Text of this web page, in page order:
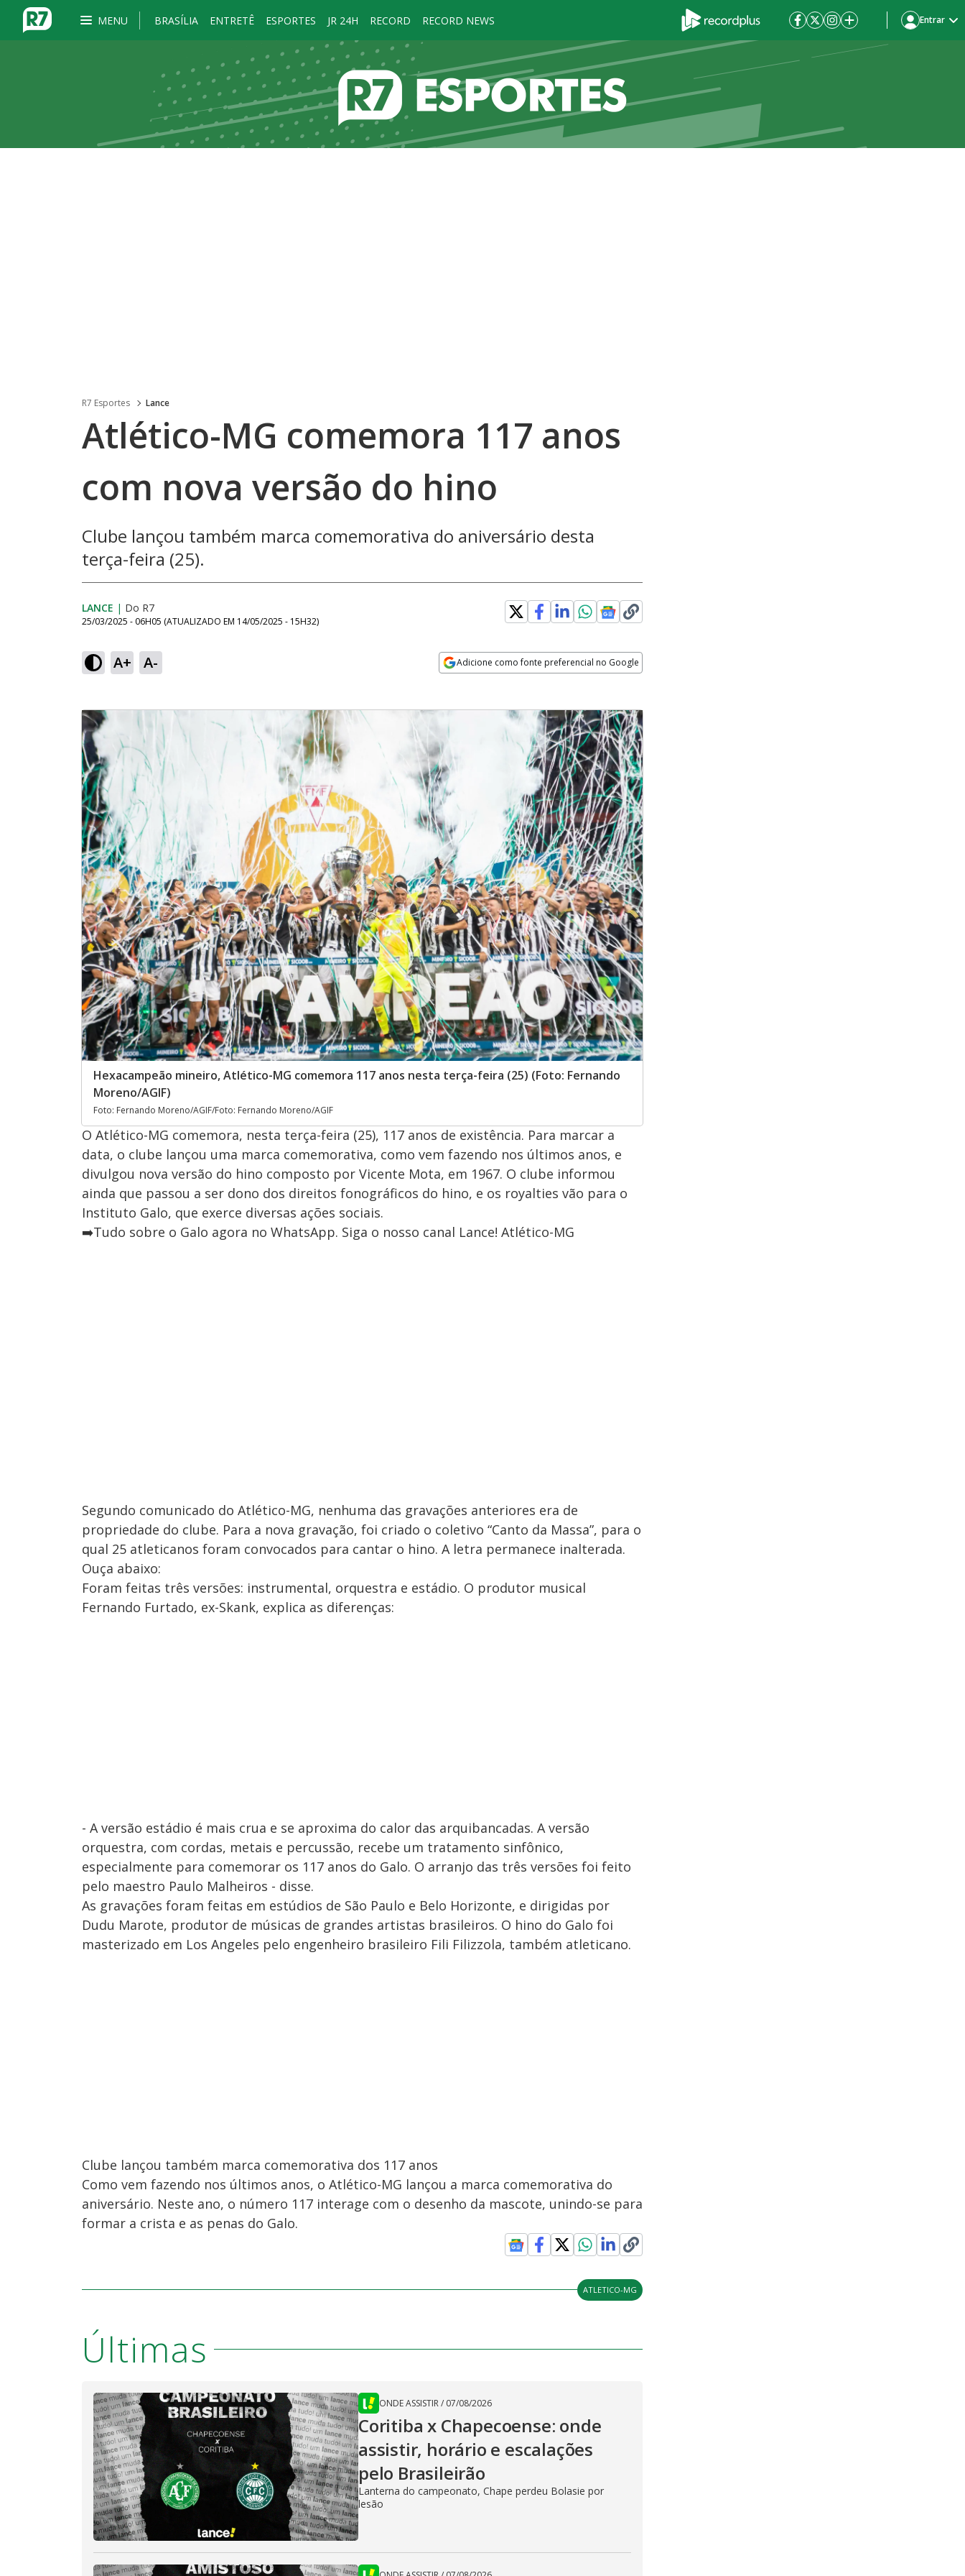
MENU BRASÍLIA ENTRETÊ ESPORTES JR 24H RECORD RECORD NEWS Entrar
R7 Esportes Lance
Atlético-MG comemora 117 anos
com nova versão do hino
Clube lançou também marca comemorativa do aniversário desta
terça-feira (25).
LANCE | Do R7
25/03/2025 - 06H05 (ATUALIZADO EM 14/05/2025 - 15H32)
A+ A- Adicione como fonte preferencial no Google
Hexacampeão mineiro, Atlético-MG comemora 117 anos nesta terça-feira (25) (Foto: Fernando
Moreno/AGIF)
Foto: Fernando Moreno/AGIF/Foto: Fernando Moreno/AGIF
O Atlético-MG comemora, nesta terça-feira (25), 117 anos de existência. Para marcar a
data, o clube lançou uma marca comemorativa, como vem fazendo nos últimos anos, e
divulgou nova versão do hino composto por Vicente Mota, em 1967. O clube informou
ainda que passou a ser dono dos direitos fonográficos do hino, e os royalties vão para o
Instituto Galo, que exerce diversas ações sociais.
➡️Tudo sobre o Galo agora no WhatsApp. Siga o nosso canal Lance! Atlético-MG
Segundo comunicado do Atlético-MG, nenhuma das gravações anteriores era de
propriedade do clube. Para a nova gravação, foi criado o coletivo “Canto da Massa”, para o
qual 25 atleticanos foram convocados para cantar o hino. A letra permanece inalterada.
Ouça abaixo:
Foram feitas três versões: instrumental, orquestra e estádio. O produtor musical
Fernando Furtado, ex-Skank, explica as diferenças:
- A versão estádio é mais crua e se aproxima do calor das arquibancadas. A versão
orquestra, com cordas, metais e percussão, recebe um tratamento sinfônico,
especialmente para comemorar os 117 anos do Galo. O arranjo das três versões foi feito
pelo maestro Paulo Malheiros - disse.
As gravações foram feitas em estúdios de São Paulo e Belo Horizonte, e dirigidas por
Dudu Marote, produtor de músicas de grandes artistas brasileiros. O hino do Galo foi
masterizado em Los Angeles pelo engenheiro brasileiro Fili Filizzola, também atleticano.
Clube lançou também marca comemorativa dos 117 anos
Como vem fazendo nos últimos anos, o Atlético-MG lançou a marca comemorativa do
aniversário. Neste ano, o número 117 interage com o desenho da mascote, unindo-se para
formar a crista e as penas do Galo.
ATLETICO-MG
Últimas
ONDE ASSISTIR/ 07/08/2026
Coritiba x Chapecoense: onde
assistir, horário e escalações
pelo Brasileirão
Lanterna do campeonato, Chape perdeu Bolasie por
lesão